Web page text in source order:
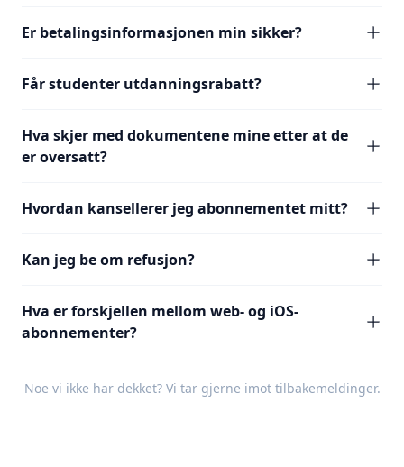
Er betalingsinformasjonen min sikker?
Får studenter utdanningsrabatt?
Hva skjer med dokumentene mine etter at de
er oversatt?
Hvordan kansellerer jeg abonnementet mitt?
Kan jeg be om refusjon?
Hva er forskjellen mellom web- og iOS-
abonnementer?
Noe vi ikke har dekket? Vi tar gjerne imot tilbakemeldinger.